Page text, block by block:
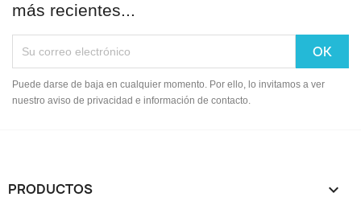
más recientes...
Puede darse de baja en cualquier momento. Por ello, lo invitamos a ver
nuestro aviso de privacidad e información de contacto.
PRODUCTOS 